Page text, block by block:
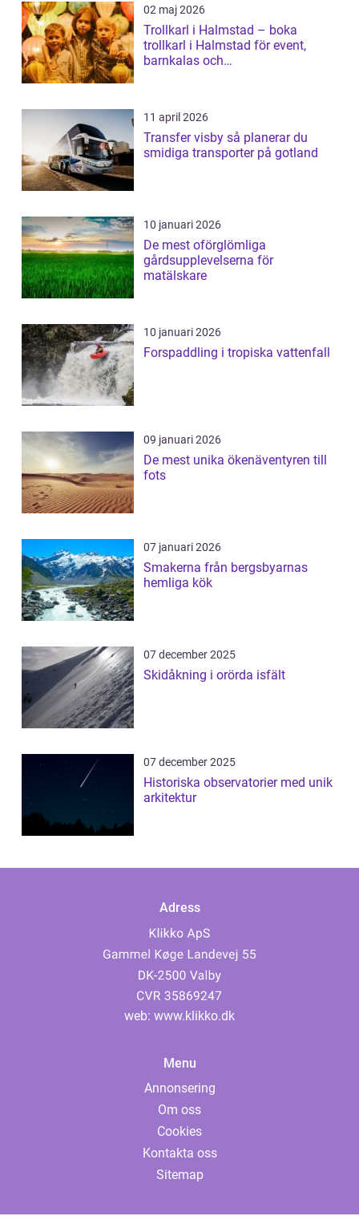
02 maj 2026
Trollkarl i Halmstad – boka
trollkarl i Halmstad för event,
barnkalas och
11 april 2026
Transfer visby så planerar du
smidiga transporter på gotland
10 januari 2026
De mest oförglömliga
gårdsupplevelserna för
matälskare
10 januari 2026
Forspaddling i tropiska vattenfall
09 januari 2026
De mest unika ökenäventyren till
fots
07 januari 2026
Smakerna från bergsbyarnas
hemliga kök
07 december 2025
Skidåkning i orörda isfält
07 december 2025
Historiska observatorier med unik
arkitektur
Adress
web: www.klikko.dk
Menu
Annonsering
Om oss
Cookies
Kontakta oss
Sitemap